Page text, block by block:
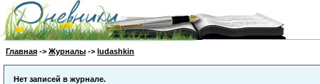
Главная -> Журналы -> ludashkin
Нет записей в журнале.